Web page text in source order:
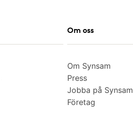
Om oss
Om Synsam
Press
Jobba på Synsam
Företag